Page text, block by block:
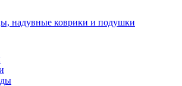
надувные коврики и подушки